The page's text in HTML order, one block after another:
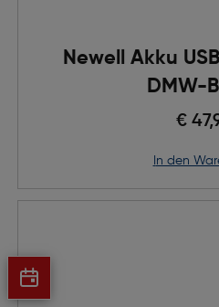
Newell Akku
DMW-
€
in den